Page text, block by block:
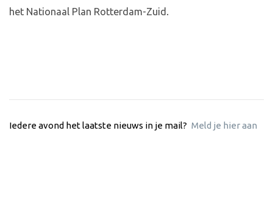
het Nationaal Plan Rotterdam-Zuid.
Iedere avond het laatste nieuws in je mail? Meld je hier aan